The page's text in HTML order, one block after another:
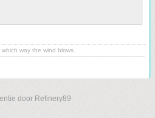
way the wind blows.
door Refinery89